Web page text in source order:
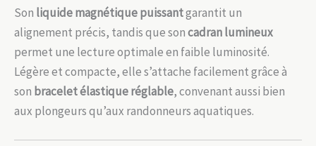
Son liquide magnétique puissantgarantit un
alignement précis, tandis que soncadran lumineux
permet une lecture optimale en faible luminosité.
Légère et compacte, elle s’attache facilement grâce à
son bracelet élastique réglable, convenant aussi bien
aux plongeurs qu’aux randonneurs aquatiques.